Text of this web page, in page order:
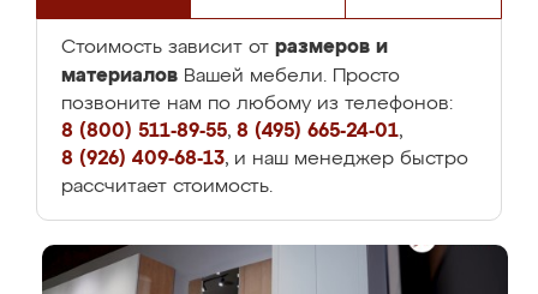
Стоимость зависит от размеров и
материалов Вашей мебели. Просто
позвоните нам по любому из телефонов:
8 (800) 511-89-55, 8 (495) 665-24-01,
8 (926) 409-68-13, и наш менеджер быстро
рассчитает стоимость.